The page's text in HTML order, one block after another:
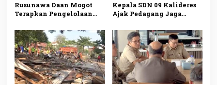
Rusunawa Daan Mogot
Terapkan Pengelolaan
Mulai Pilah Sampah dari
Rumah
Kepala SDN 09 Kalideres
Ajak Pedagang Jaga
Sekolah